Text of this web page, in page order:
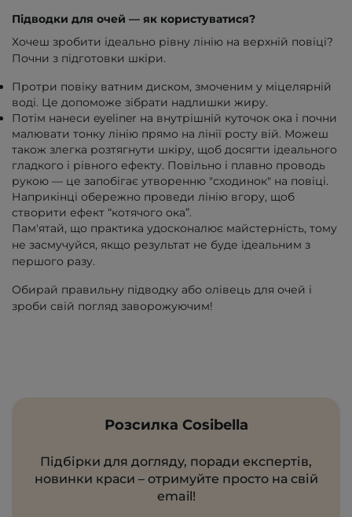
Підводки для очей — як користуватися?
Хочеш зробити ідеально рівну лінію на верхній повіці?
Почни з підготовки шкіри.
Протри повіку ватним диском, змоченим у міцелярній
воді. Це допоможе зібрати надлишки жиру.
Потім нанеси eyeliner на внутрішній куточок ока і почни
малювати тонку лінію прямо на лінії росту вій. Можеш
також злегка розтягнути шкіру, щоб досягти ідеального
гладкого і рівного ефекту. Повільно і плавно проводь
рукою — це запобігає утворенню "сходинок" на повіці.
Наприкінці обережно проведи лінію вгору, щоб
створити ефект “котячого ока”.
Пам'ятай, що практика удосконалює майстерність, тому
не засмучуйся, якщо результат не буде ідеальним з
першого разу.
Обирай правильну підводку або олівець для очей і
зроби свій погляд заворожуючим!
Розсилка Cosibella
Підбірки для догляду, поради експертів,
новинки краси – отримуйте просто на свій
email!